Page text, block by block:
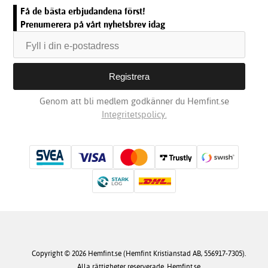
Få de bästa erbjudandena först!
Prenumerera på vårt nyhetsbrev idag
Genom att bli medlem godkänner du Hemfint.se
Integritetspolicy.
Copyright © 2026 Hemfint.se (Hemfint Kristianstad AB, 556917-7305).